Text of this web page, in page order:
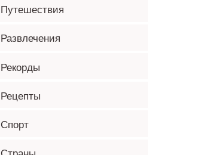
Путешествия
Развлечения
Рекорды
Рецепты
Спорт